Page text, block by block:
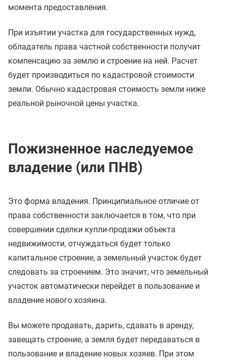
момента предоставления.
При изъятии участка для государственных нужд,
обладатель права частной собственности получит
компенсацию за землю и строение на ней. Расчет
будет производиться по кадастровой стоимости
земли. Обычно кадастровая стоимость земли ниже
реальной рыночной цены участка.
Пожизненное наследуемое
владение (или ПНВ)
Это форма владения. Принципиальное отличие от
права собственности заключается в том, что при
совершении сделки купли-продажи объекта
недвижимости, отчуждаться будет только
капитальное строение, а земельный участок будет
следовать за строением. Это значит, что земельный
участок автоматически перейдет в пользование и
владение нового хозяина.
Вы можете продавать, дарить, сдавать в аренду,
завещать строение, а земля будет передаваться в
пользование и владение новых хозяев. При этом